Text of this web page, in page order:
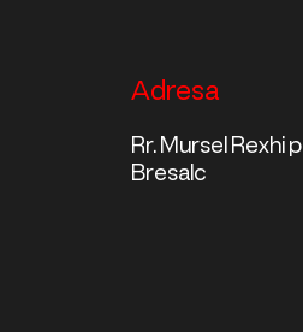
Adresa
Rr. Mursel Rexhi
Bresalc